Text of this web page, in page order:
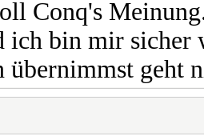
Conq's
ich bin mir sicher
übernimmst geht